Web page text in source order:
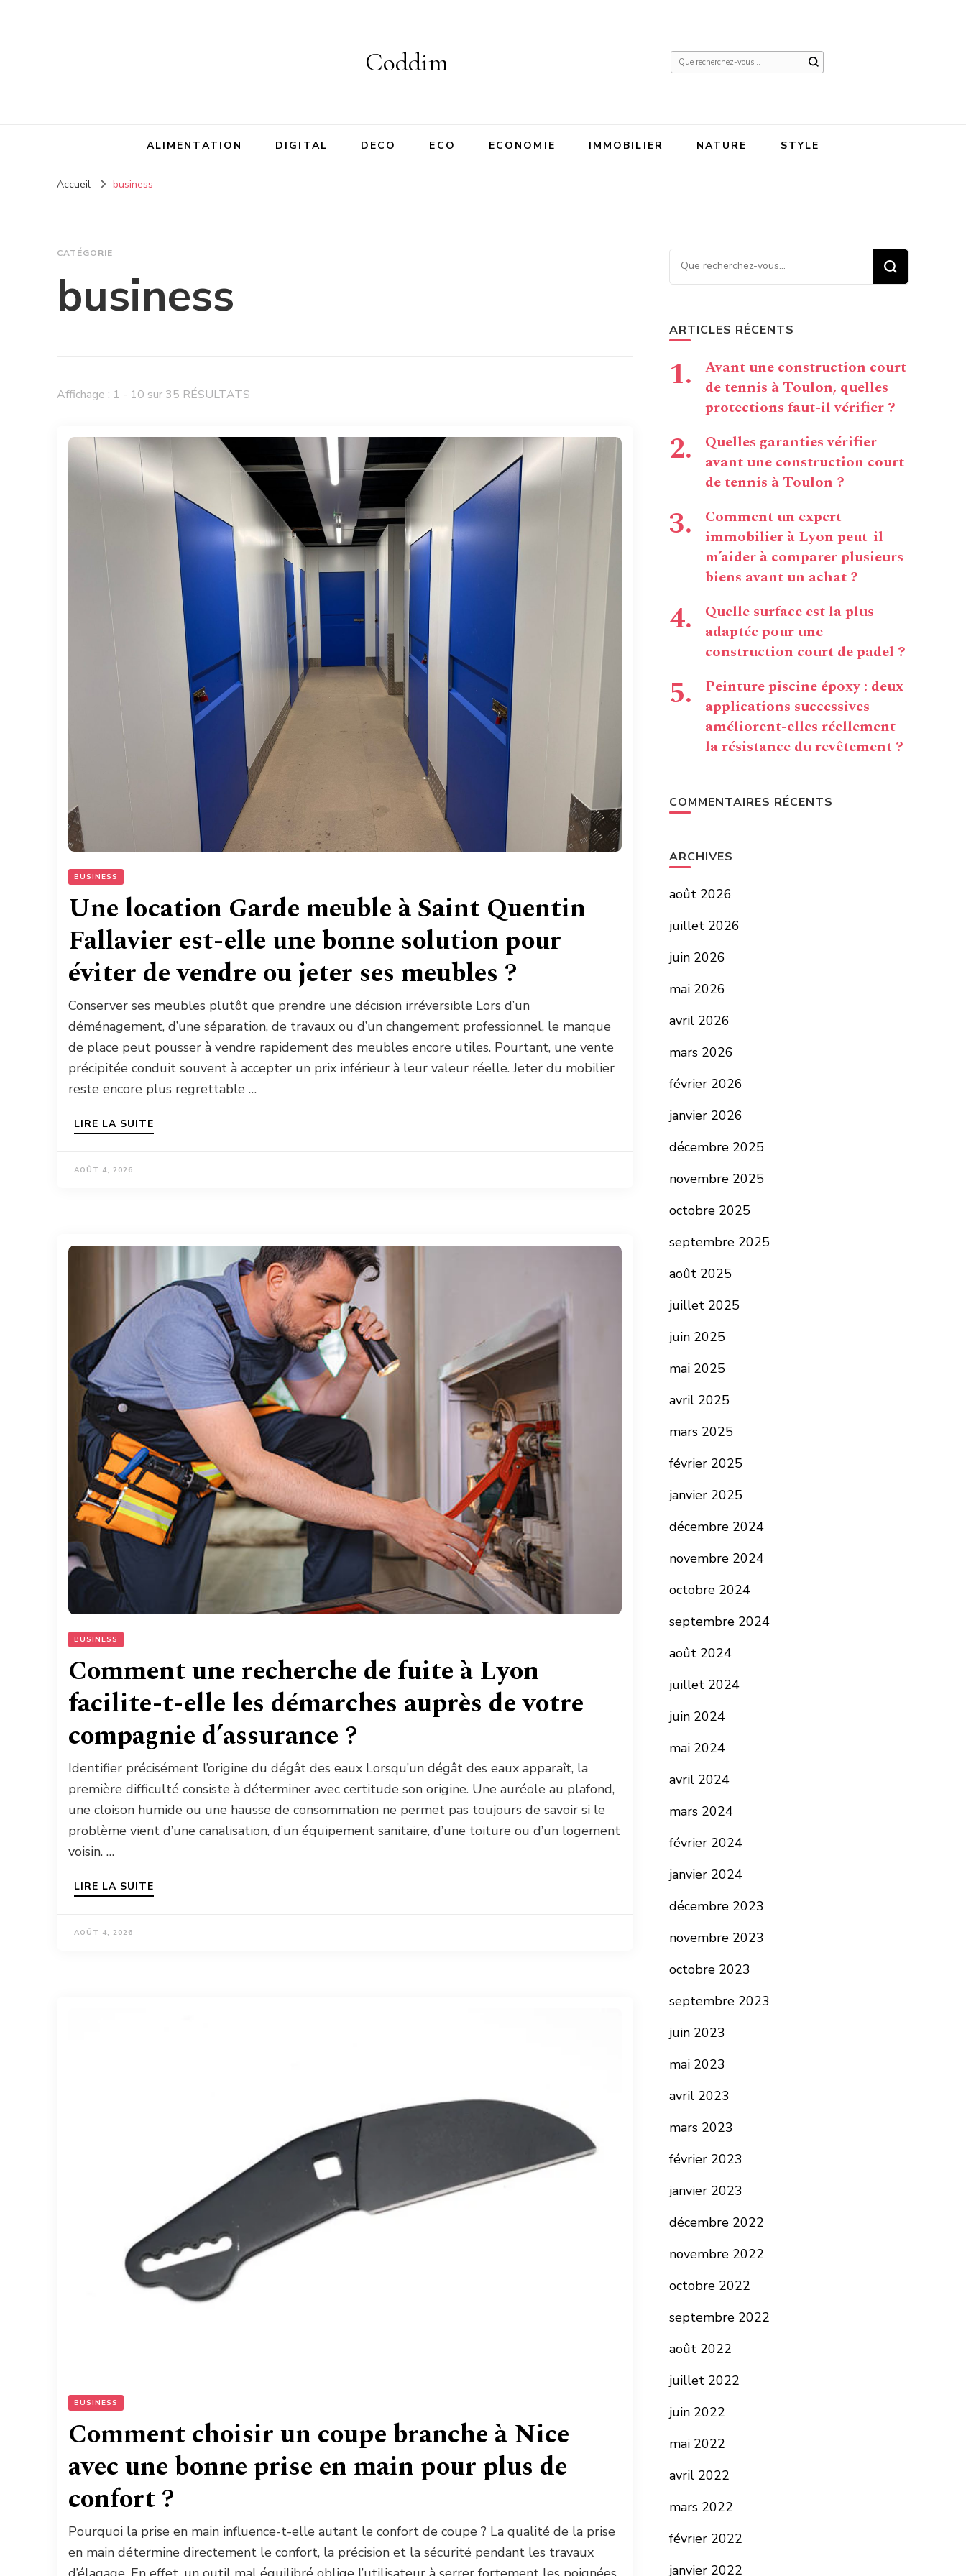
Coddim
Vous
ALIMENTATION DIGITAL DECO ECO ECONOMIE IMMOBILIER NATURE STYLE
Accueil business
CATÉGORIE
business
Affichage : 1 - 10 sur 35 RÉSULTATS
BUSINESS
Une location Garde meuble à Saint Quentin
Fallavier est-elle une bonne solution pour
éviter de vendre ou jeter ses meubles ?
Conserver ses meubles plutôt que prendre une décision irréversible Lors d’un
déménagement, d’une séparation, de travaux ou d’un changement professionnel, le manque
de place peut pousser à vendre rapidement des meubles encore utiles. Pourtant, une vente
précipitée conduit souvent à accepter un prix inférieur à leur valeur réelle. Jeter du mobilier
reste encore plus regrettable …
LIRE LA SUITE
AOÛT 4, 2026
BUSINESS
Comment une recherche de fuite à Lyon
facilite-t-elle les démarches auprès de votre
compagnie d’assurance ?
Identifier précisément l’origine du dégât des eaux Lorsqu’un dégât des eaux apparaît, la
première difficulté consiste à déterminer avec certitude son origine. Une auréole au plafond,
une cloison humide ou une hausse de consommation ne permet pas toujours de savoir si le
problème vient d’une canalisation, d’un équipement sanitaire, d’une toiture ou d’un logement
voisin. …
LIRE LA SUITE
AOÛT 4, 2026
BUSINESS
Comment choisir un coupe branche à Nice
avec une bonne prise en main pour plus de
confort ?
Pourquoi la prise en main influence-t-elle autant le confort de coupe ? La qualité de la prise
en main détermine directement le confort, la précision et la sécurité pendant les travaux
Vous recherchiez quelque
chose ?
ARTICLES RÉCENTS
Avant une construction court
de tennis à Toulon, quelles
protections faut-il vérifier ?
Quelles garanties vérifier
avant une construction court
de tennis à Toulon ?
Comment un expert
immobilier à Lyon peut-il
m’aider à comparer plusieurs
biens avant un achat ?
Quelle surface est la plus
adaptée pour une
construction court de padel ?
Peinture piscine époxy : deux
applications successives
améliorent-elles réellement
la résistance du revêtement ?
COMMENTAIRES RÉCENTS
ARCHIVES
août 2026
juillet 2026
juin 2026
mai 2026
avril 2026
mars 2026
février 2026
janvier 2026
décembre 2025
novembre 2025
octobre 2025
septembre 2025
août 2025
juillet 2025
juin 2025
mai 2025
avril 2025
mars 2025
février 2025
janvier 2025
décembre 2024
novembre 2024
octobre 2024
septembre 2024
août 2024
juillet 2024
juin 2024
mai 2024
avril 2024
mars 2024
février 2024
janvier 2024
décembre 2023
novembre 2023
octobre 2023
septembre 2023
juin 2023
mai 2023
avril 2023
mars 2023
février 2023
janvier 2023
décembre 2022
novembre 2022
octobre 2022
septembre 2022
août 2022
juillet 2022
juin 2022
mai 2022
avril 2022
mars 2022
février 2022
janvier 2022